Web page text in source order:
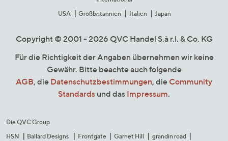
USA
Großbritannien Italien Japan
Copyright © 2001 - 2026 QVC Handel S.à r.l. & Co. KG
Für die Richtigkeit der Angaben übernehmen wir keine
Gewähr. Bitte beachte auch folgende
AGB, die Datenschutzbestimmungen, die Community
Standards und das Impressum.
Die QVC Group
HSN
Ballard Designs Frontgate Garnet Hill
grandin road